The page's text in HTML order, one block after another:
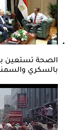
الصحة تستعين
بالسكري